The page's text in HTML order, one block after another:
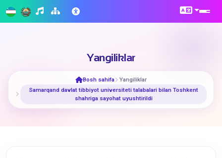
Yangiliklar
Bosh sahifa
Yangiliklar
​Samarqand davlat tibbiyot universiteti talabalari bilan Toshkent
shahriga sayohat uyushtirildi